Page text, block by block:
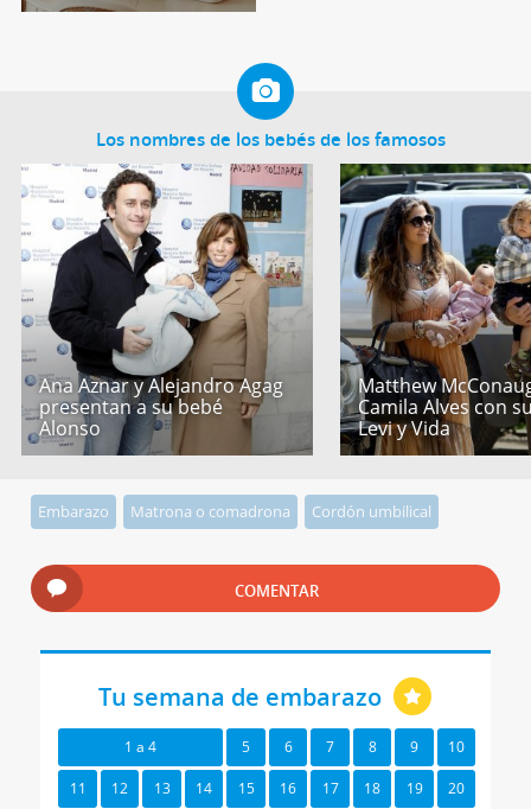
Los nombres de los bebés de los famosos
Ana Aznar y Alejandro Agag
presentan a su bebé
Alonso
Matthew
Camila Alves con
Levi y Vida
Embarazo Matrona o comadrona Cordón umbilical
COMENTAR
Tu semana de embarazo
1 a 4 5 6 7 8 9 10
11 12 13 14 15 16 17 18 19 20